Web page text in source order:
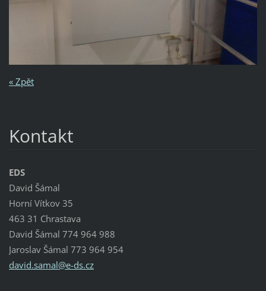
« Zpět
Kontakt
EDS
David Šámal
Horní Vítkov 35
463 31 Chrastava
David Šámal 774 964 988
Jaroslav Šámal 773 964 954
david.samal@e-ds.cz